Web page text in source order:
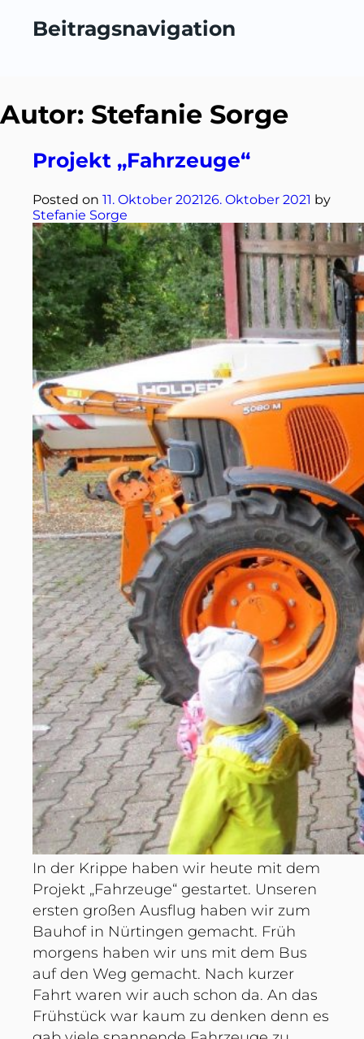
Autor: Stefanie Sorge
Projekt „Fahrzeuge“
Posted on 11. Oktober 202126. Oktober 2021 by
Stefanie Sorge
In der Krippe haben wir heute mit dem
Projekt „Fahrzeuge“ gestartet. Unseren
ersten großen Ausflug haben wir zum
Bauhof in Nürtingen gemacht. Früh
morgens haben wir uns mit dem Bus
auf den Weg gemacht. Nach kurzer
Fahrt waren wir auch schon da. An das
Frühstück war kaum zu denken denn es
Beitragsnavigation